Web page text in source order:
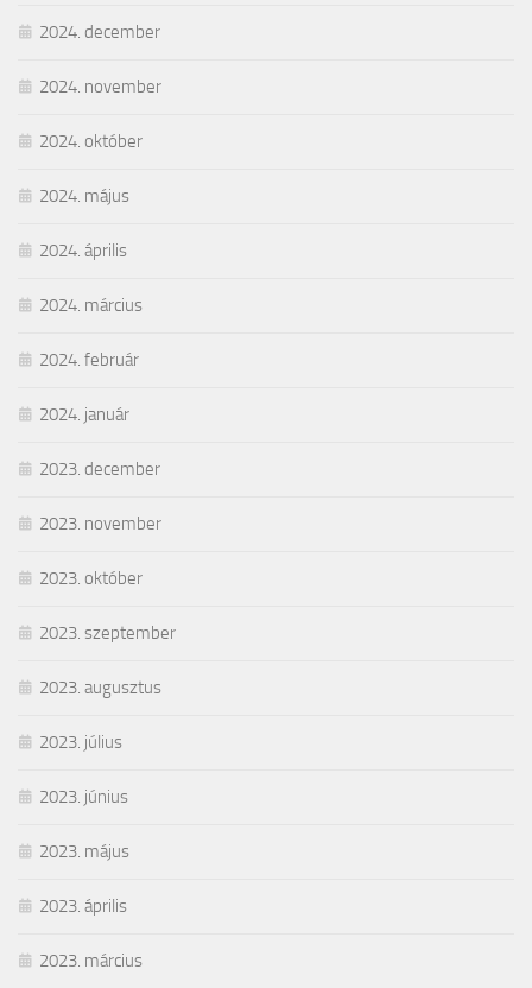
2024. december
2024. november
2024. október
2024. május
2024. április
2024. március
2024. február
2024. január
2023. december
2023. november
2023. október
2023. szeptember
2023. augusztus
2023. július
2023. június
2023. május
2023. április
2023. március